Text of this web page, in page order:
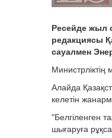
Ресейде жыл
редакциясы
сауалмен
Алайда
келетін
"Белгіленген
шығаруға